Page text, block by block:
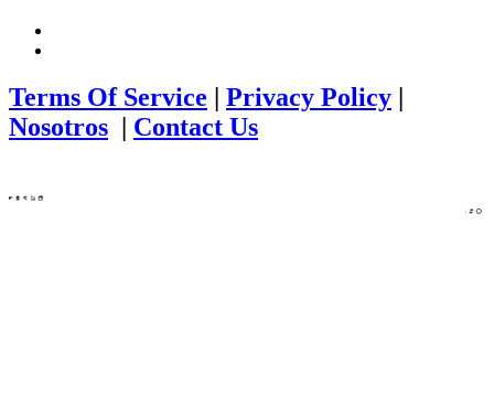
Terms Of Service Privacy Policy
Nosotros
Contact Us